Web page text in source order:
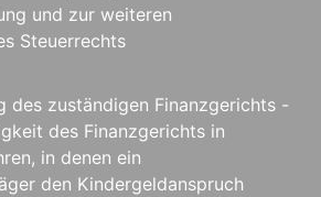
und zur weiteren
Steuerrechts
des zuständigen Finanzgerichts -
des Finanzgerichts in
in denen ein
den Kindergeldanspruch